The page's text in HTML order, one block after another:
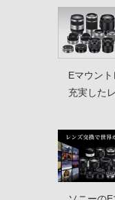
Eマウン
充実した